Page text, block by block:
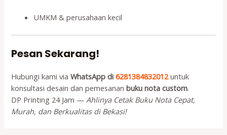
UMKM & perusahaan kecil
Pesan Sekarang!
Hubungi kami viaWhatsApp di6281384832012untuk
konsultasi desain dan pemesananbuku nota custom.
DP Printing 24 Jam —Ahlinya Cetak Buku Nota Cepat,
Murah, dan Berkualitas di Bekasi!